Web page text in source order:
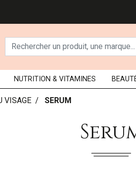
NUTRITION & VITAMINES
VISAGE SERUM